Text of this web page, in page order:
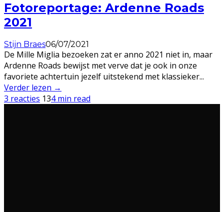
Fotoreportage: Ardenne Roads
2021
Stijn Braes06/07/2021
De Mille Miglia bezoeken zat er anno 2021 niet in, maar
Ardenne Roads bewijst met verve dat je ook in onze
favoriete achtertuin jezelf uitstekend met klassieker...
Verder lezen →
3 reacties 134 min read